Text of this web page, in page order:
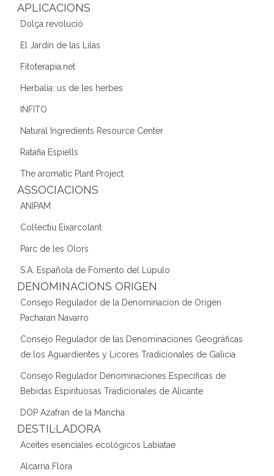
k
APLICACIONS
Dolça revolució
El Jardín de las Lilas
Fitoterapia.net
Herbalia: us de les herbes
INFITO
Natural Ingredients Resource Center
Ratafia Espiells
The aromatic Plant Project
ASSOCIACIONS
ANIPAM
Col·lectiu Eixarcolant
Parc de les Olors
S.A. Española de Fomento del Lúpulo
DENOMINACIONS ORIGEN
Consejo Regulador de la Denominacion de Origen
Pacharan Navarro
Consejo Regulador de las Denominaciones Geográficas
de los Aguardientes y Licores Tradicionales de Galicia
Consejo Regulador Denominaciones Específicas de
Bebidas Espirituosas Tradicionales de Alicante
DOP Azafran de la Mancha
DESTIL·LADORA
Aceites esenciales ecológicos Labiatae
Alcarria Flora